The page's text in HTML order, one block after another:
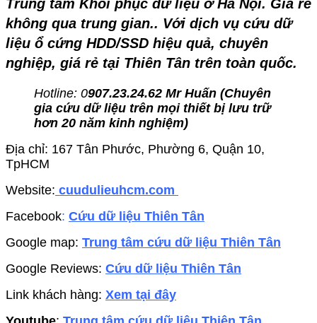
Trung tâm Khôi phục dữ liệu ở Hà Nội. Giá rẻ
không qua trung gian.. Với dịch vụ cứu dữ
liệu ổ cứng HDD/SSD hiệu quả, chuyên
nghiệp, giá rẻ tại Thiên Tân trên toàn quốc.
Hotline: 0907.23.24.62 Mr Huấn (Chuyên
gia cứu dữ liệu trên mọi thiết bị lưu trữ
hơn 20 năm kinh nghiệm)
Địa chỉ: 167 Tân Phước, Phường 6, Quận 10,
TpHCM
Website: cuudulieuhcm.com
Facebook: Cứu dữ liệu Thiên Tân
Google map: Trung tâm cứu dữ liệu Thiên Tân
Google Reviews: Cứu dữ liệu Thiên Tân
Link khách hàng: Xem tại đây